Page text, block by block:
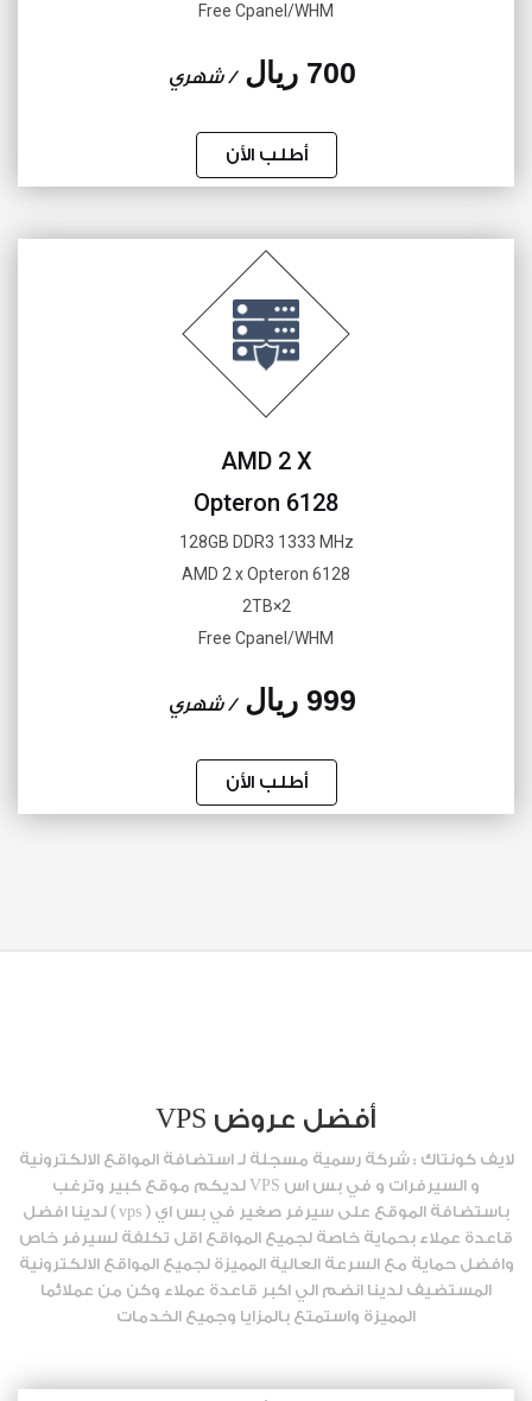
Free Cpanel/WHM
700 ريال / شهري
أطلب الأن
AMD 2 X
Opteron 6128
128GB DDR3 1333 MHz
AMD 2 x Opteron 6128
2×2TB
Free Cpanel/WHM
999 ريال / شهري
أطلب الأن
أفضل عروض VPS
لايف كونتاك : شركة رسمية مسجلة لـ استضافة المواقع الالكترونية
و السيرفرات و في بس اس VPS لديكم موقع كبير وترغب
باستضافة الموقع على سيرفر صغير في بس اي ( vps ) لدينا افضل
قاعدة عملاء بحماية خاصة لجميع المواقع اقل تكلفة لسيرفر خاص
وافضل حماية مع السرعة العالية المميزة لجميع المواقع الالكترونية
المستضيف لدينا انضم الي اكبر قاعدة عملاء وكن من عملائما
المميزة واستمتع بالمزايا وجميع الخدمات